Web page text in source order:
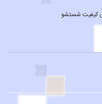
کیفیت شستشو